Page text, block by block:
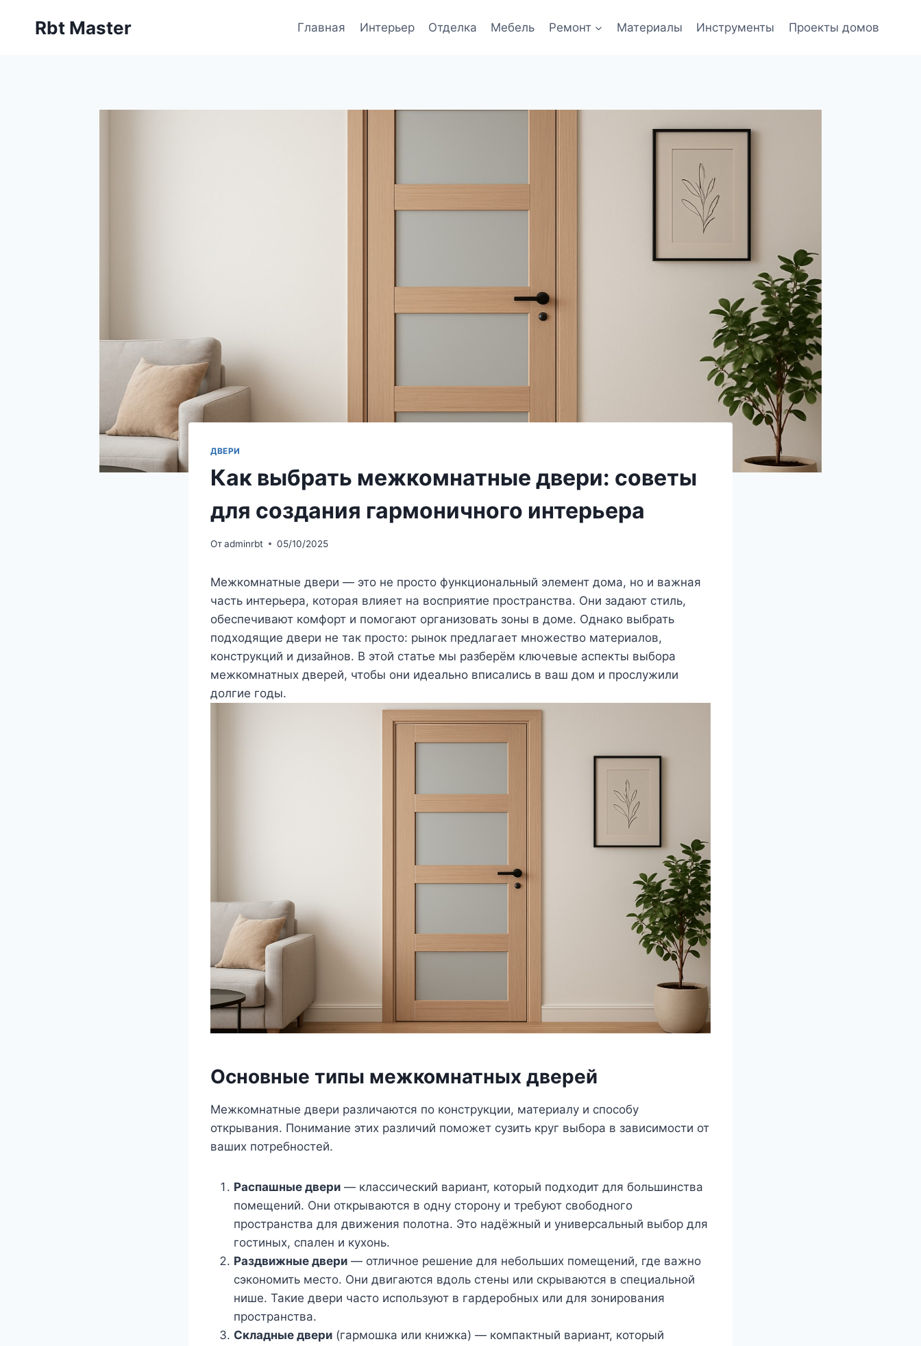
Rbt Master Главная Интерьер Отделка Мебель Ремонт Материалы Инструменты Проекты домов
ДВЕРИ
Как выбрать межкомнатные двери: советы
для создания гармоничного интерьера
Отadminrbt 05/10/2025
Межкомнатные двери — это не просто функциональный элемент дома, но и важная
часть интерьера, которая влияет на восприятие пространства. Они задают стиль,
обеспечивают комфорт и помогают организовать зоны в доме. Однако выбрать
подходящие двери не так просто: рынок предлагает множество материалов,
конструкций и дизайнов. В этой статье мы разберём ключевые аспекты выбора
межкомнатных дверей, чтобы они идеально вписались в ваш дом и прослужили
долгие годы.
Основные типы межкомнатных дверей
Межкомнатные двери различаются по конструкции, материалу и способу
открывания. Понимание этих различий поможет сузить круг выбора в зависимости от
ваших потребностей.
Распашные двери — классический вариант, который подходит для большинства
помещений. Они открываются в одну сторону и требуют свободного
пространства для движения полотна. Это надёжный и универсальный выбор для
гостиных, спален и кухонь.
Раздвижные двери — отличное решение для небольших помещений, где важно
сэкономить место. Они двигаются вдоль стены или скрываются в специальной
нише. Такие двери часто используют в гардеробных или для зонирования
пространства.
Складные двери (гармошка или книжка) — компактный вариант, который